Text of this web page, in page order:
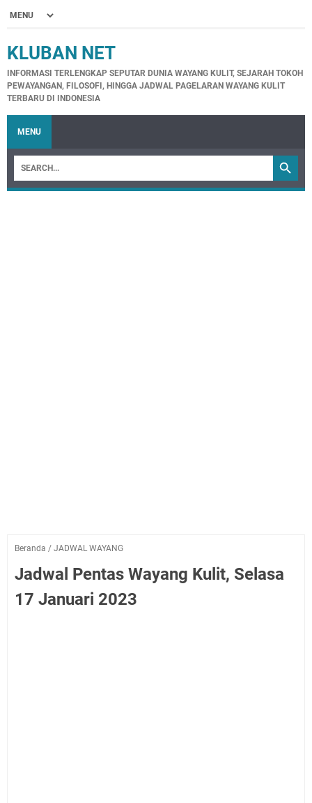
KLUBAN NET
INFORMASI TERLENGKAP SEPUTAR DUNIA WAYANG KULIT, SEJARAH TOKOH
PEWAYANGAN, FILOSOFI, HINGGA JADWAL PAGELARAN WAYANG KULIT
TERBARU DI INDONESIA
MENU
Beranda / JADWAL WAYANG
Jadwal Pentas Wayang Kulit, Selasa
17 Januari 2023